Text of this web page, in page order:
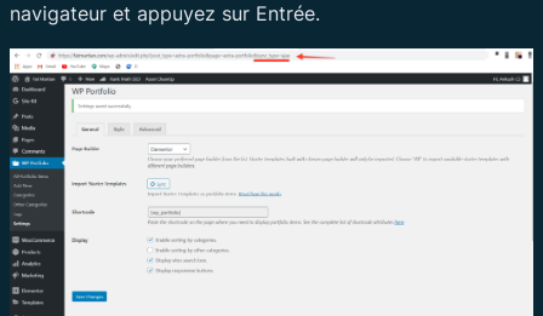
navigateur et appuyez sur Entrée.